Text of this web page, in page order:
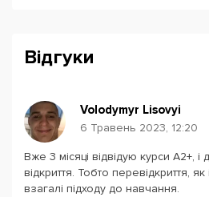
Відгуки
Volodymyr Lisovyi
6 Травень 2023, 12:20
Вже 3 місяці відвідую курси А2+,
відкриття. Тобто перевідкриття, як
взагалі підходу до навчання.